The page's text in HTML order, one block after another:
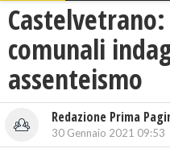
comunali
assenteismo
Redazione Prima
30 Gennaio 2021 09:53